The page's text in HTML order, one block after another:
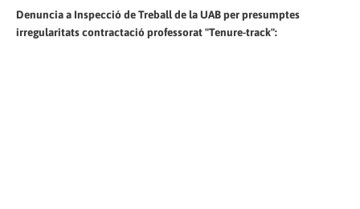
Denuncia a Inspecció de Treball de la UAB per presumptes
irregularitats contractació professorat "Tenure-track":